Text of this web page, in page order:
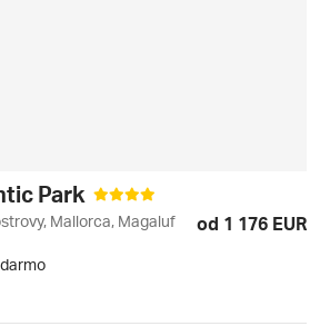
Park
Mallorca, Magaluf od 1 176 EUR